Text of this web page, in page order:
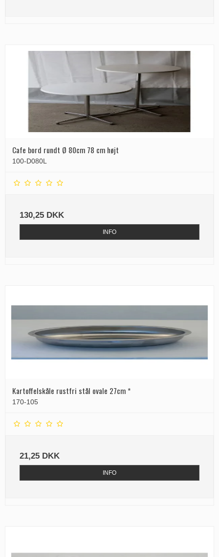
Cafe bord rundt Ø 80cm 78 cm højt
100-D080L
130,25 DKK
INFO
Kartoffelskåle rustfri stål ovale 27cm *
170-105
21,25 DKK
INFO